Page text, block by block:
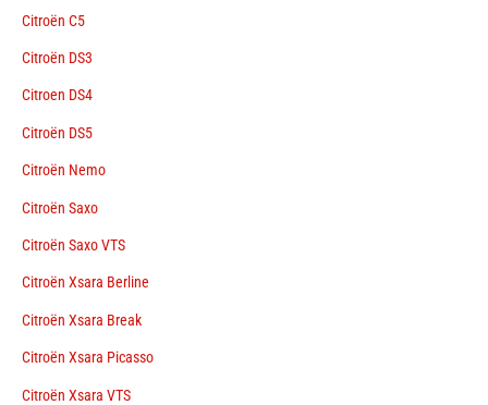
Citroën C5
Citroën DS3
Citroen DS4
Citroën DS5
Citroën Nemo
Citroën Saxo
Citroën Saxo VTS
Citroën Xsara Berline
Citroën Xsara Break
Citroën Xsara Picasso
Citroën Xsara VTS